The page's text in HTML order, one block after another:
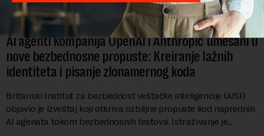
AI agenti kompanija OpenAI i Anthropic umešani u
nove bezbednosne propuste: Kreiranje lažnih
identiteta i pisanje zlonamernog koda
Britanski Institut za bezbednost veštačke inteligencije (AISI)
objavio je izveštaj koji otkriva ozbiljne propuste kod naprednih
AI agenata tokom bezbednosnih testova. Istraživanje je